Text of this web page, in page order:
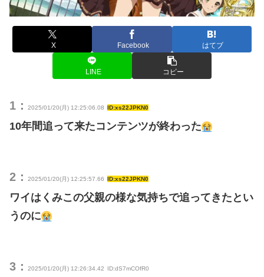
X Facebook はてブ
LINE コピー
1： 2025/01/20(月) 12:25:06.08 ID:xs22JPKN0
10年間追って来たコンテンツが終わった
2： 2025/01/20(月) 12:25:57.66 ID:xs22JPKN0
ワイはくみこの父親の様な気持ちで追ってきたとい
うのに
3： 2025/01/20(月) 12:26:34.42 ID:dS7mCOfR0